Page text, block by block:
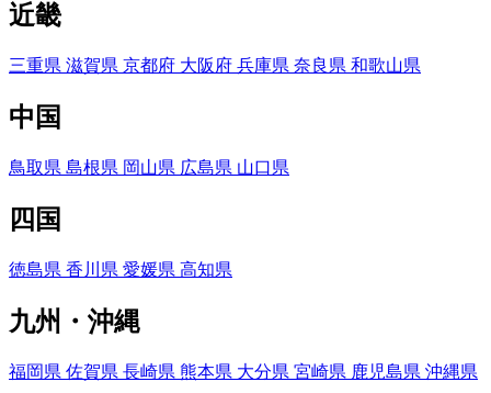
近畿
三重県 滋賀県 京都府 大阪府 兵庫県 奈良県 和歌山県
中国
鳥取県 島根県 岡山県 広島県 山口県
四国
徳島県 香川県 愛媛県 高知県
九州・沖縄
福岡県 佐賀県 長崎県 熊本県 大分県 宮崎県 鹿児島県 沖縄県